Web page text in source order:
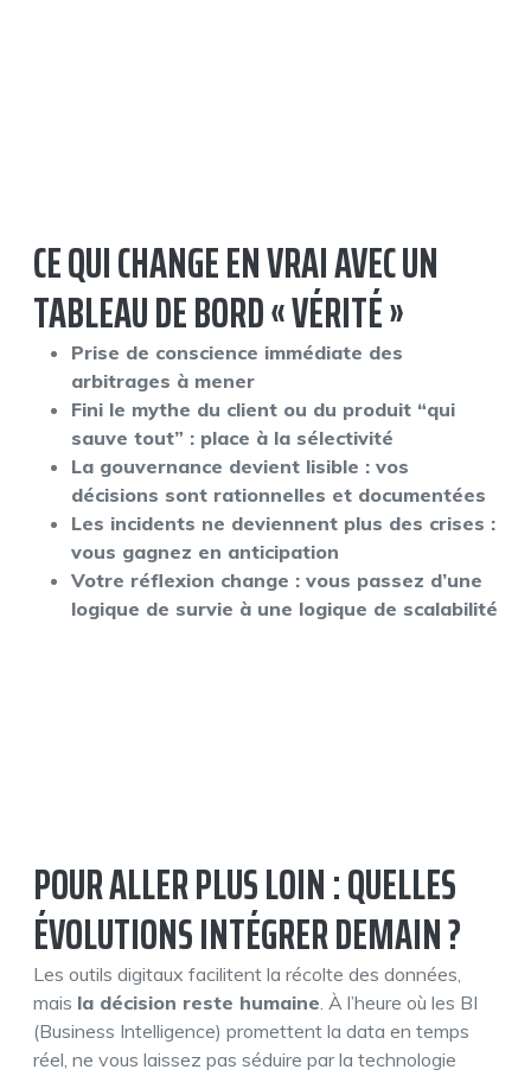
CE QUI CHANGE EN VRAI AVEC UN
TABLEAU DE BORD « VÉRITÉ »
Prise de conscience immédiate des
arbitrages à mener
Fini le mythe du client ou du produit “qui
sauve tout” : place à la sélectivité
La gouvernance devient lisible : vos
décisions sont rationnelles et documentées
Les incidents ne deviennent plus des crises :
vous gagnez en anticipation
Votre réflexion change : vous passez d’une
logique de survie à une logique de scalabilité
POUR ALLER PLUS LOIN : QUELLES
ÉVOLUTIONS INTÉGRER DEMAIN ?
Les outils digitaux facilitent la récolte des données,
mais la décision reste humaine. À l’heure où les BI
(Business Intelligence) promettent la data en temps
réel, ne vous laissez pas séduire par la technologie